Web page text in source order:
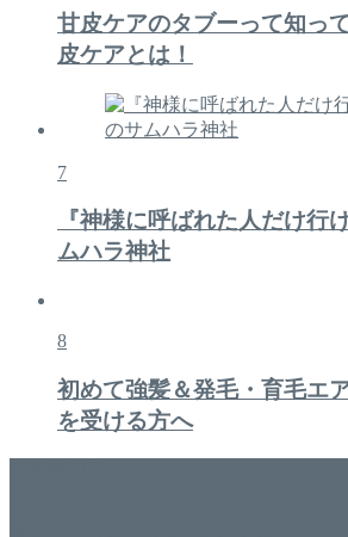
甘皮ケアのタブーって知っ
皮ケアとは！
7
『神様に呼ばれた人だけ行
ムハラ神社
8
初めて強髪＆発毛・育毛エ
を受ける方へ